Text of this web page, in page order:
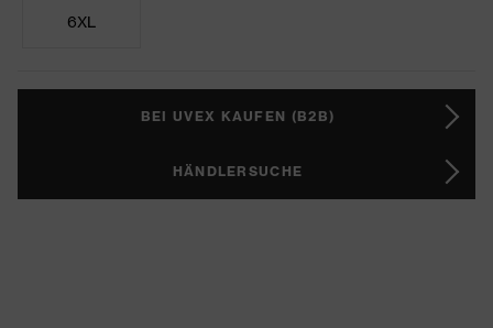
6XL
BEI UVEX KAUFEN (B2B)
HÄNDLERSUCHE